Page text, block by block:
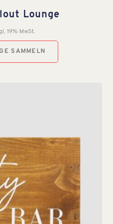
Lounge
19% MwSt.
SAMMELN